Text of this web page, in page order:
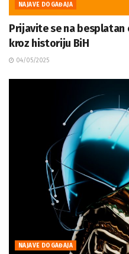
NAJAVE DOGAĐAJA
Prijavite se na besplatan
kroz historiju BiH
04/05/2025
NAJAVE DOGAĐAJA